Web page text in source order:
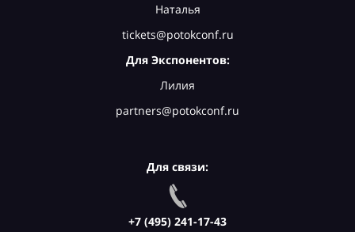
Наталья
tickets@potokconf.ru
Для Экспонентов:
Лилия
partners@potokconf.ru
Для связи:
+7 (495) 241-17-43